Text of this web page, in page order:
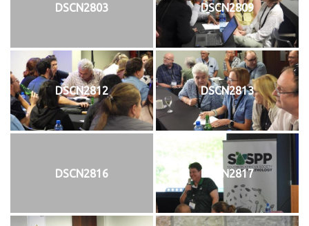
DSCN2803 DSCN2809
DSCN2812 DSCN2813
DSCN2816 DSCN2817